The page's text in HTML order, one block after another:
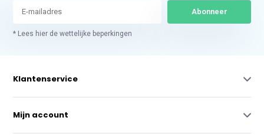
Abonneer
* Lees hier de wettelijke beperkingen
Klantenservice
Mijn account